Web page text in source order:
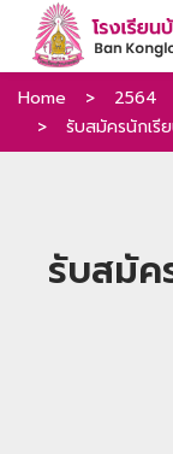
Home > 2564
>
รับสมัครนักเรี
รับสมัค